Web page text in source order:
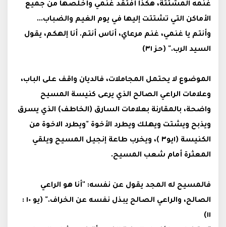
غنمه المشتتة، هكذا أفتقد غنمي وأخلصها من جميع
الأماكن التي تشتتت إليها في يوم الغيم والضباب.
..
وأنتم يا غنمي، غنم مرعاي، أناس أنتم. أنا إلهكم، يقول
السيد الرب." (حز ٣١)
الموضوع لا يحتمل المجاملات، فالديان واقف على الباب،
وعلامات الراعي الصالح الذي يرعى كنيسة المسيح
واضحة، بالمقارنة بعلامات السارق (الخاطف) الذي يسرق
ويذبح ويشتت ويهلك ويطرد الأخوة "ويطرد الاخوة من
الكنيسة (١يو٣ )، ويخرب طاعة إنجيل المسيح ويلقي
المعثرة أمام شعب المسيح.
فالمسيح له المجد يقول عن نفسه: "أنا هو الراعي
الصالح، والراعي الصالح يبذل نفسه عن الخراف." (يو ١٠ :
١١)